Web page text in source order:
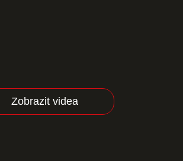
Zobrazit videa